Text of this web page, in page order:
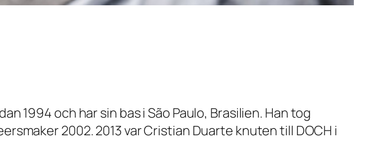
1994 och har sin bas i São Paulo, Brasilien. Han tog
2002. 2013 var Cristian Duarte knuten till DOCH i